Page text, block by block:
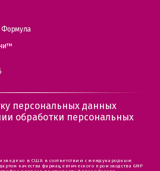
Формула
персональных данных
обработки персональных
в США в соответствии с международным
качества фармацевтического производства GMP